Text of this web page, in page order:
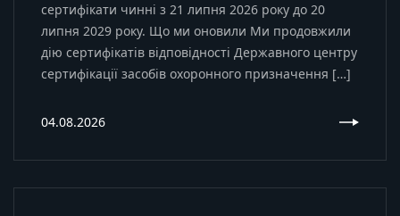
сертифікати чинні з 21 липня 2026 року до 20
липня 2029 року. Що ми оновили Ми продовжили
дію сертифікатів відповідності Державного центру
сертифікації засобів охоронного призначення […]
04.08.2026